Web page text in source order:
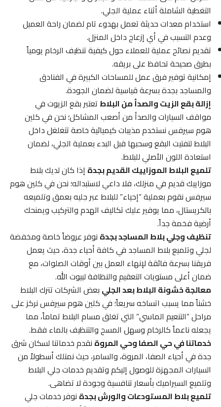
التغطية الشاملة أثناء عملية الجلي.
استخدام معدات حديثة تعمل بهدوء تام لضمان راحة العميل
وعدم التسبب في أي إزعاج داخل المنزل.
تقديم نصائح عملية للعملاء حول كيفية تنظيف الرخام يومياً
بطرق صحيحة تحافظ على بريقه.
إمكانية توفير فرق عمل للمساحات الكبيرة في الفنادق
والمساجد بجدة بسرعة قياسية لضمان الجودة.
إزالة بقع الزيت والصدأ من البلاطتعتبر بقع الزيوت في
مواقف السيارات والصدأ من أصعب المشاكل؛ نحن في كلين
هوم سيرفس نستخدم مذيبات كيميائية خاصة تتغلغل داخل
البلاط لتفتيت البقع وسحبها قبل البدء بعملية الجلي، لضمان
استعادة اللون الأصلي للبلاط.
تلميع البلاط الموزاييك القديم بجدةإذا كان لديك بلاط
موزاييك قديم في منزلك، فلا داعي لاستبداله؛ نحن في كلين هوم
سيرفس نقوم بعملية “إحياء” للبلاط عبر جليه بعمق وتلميعه
بالكريستال، مما يوفير عليك تكاليف الهدم والتركيب ويمنحك
أرضية فخمة جداً.
تنظيف وجلي بلاط المساجد بجدةنوفر عروضاً خاصة ومخفضة
لجلي وتلميع بلاط المساجد في كافة أحياء جدة، حيث يعمل
فريقنا بسرعة فائقة لإنهاء العمل بين أوقات الصلوات، مع
ضمان أعلى مستويات التعقيم والنظافة لبيوت الله.
معالجة خشونة البلاط بعد الجليبعض الشركات تترك البلاط
خشناً مما يسبب اتساخه سريعاً؛ في كلين هوم سيرفس نركز على
مراحل “التنعيم الماسي” التي تغلق مسام البلاط تماماً، مما
يجعله ناعماً كالرخام وسهل المسح والتنظيف بالماء فقط.
خدماتنا في حي الصفا وحي المروةنقدم خدماتنا لسكان شرق
جدة في أحياء الصفا، المروة، والسامر، حيث نمتلك أسطولاً من
السيارات المجهزة للوصول إليكم وتقديم خدمات جلي البلاط
وتلميع السيراميك بأسعار تنافسية وجودة لا تضاهى.
تلميع بلاط المستودعات والورش بجدةنوفر خدمات جلي